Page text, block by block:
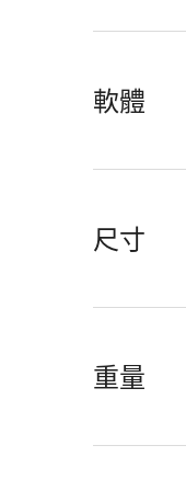
軟體
尺寸
重量